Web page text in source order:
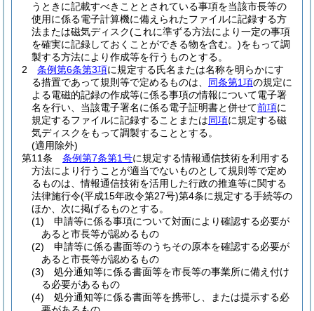
うときに記載すべきこととされている事項を当該市長等の
使用に係る電子計算機に備えられたファイルに記録する方
法または磁気ディスク(これに準ずる方法により一定の事項
を確実に記録しておくことができる物を含む。)をもって調
製する方法により作成等を行うものとする。
2
条例第6条第3項に規定する氏名または名称を明らかにす
る措置であって規則等で定めるものは、 同条第1項の規定に
よる電磁的記録の作成等に係る事項の情報について電子署
名を行い、当該電子署名に係る電子証明書と併せて前項に
規定するファイルに記録することまたは同項に規定する磁
気ディスクをもって調製することとする。
(適用除外)
第11条
条例第7条第1号に規定する情報通信技術を利用する
方法により行うことが適当でないものとして規則等で定め
るものは、情報通信技術を活用した行政の推進等に関する
法律施行令(平成15年政令第27号)第4条に規定する手続等の
ほか、次に掲げるものとする。
(1)
申請等に係る事項について対面により確認する必要が
あると市長等が認めるもの
(2)
申請等に係る書面等のうちその原本を確認する必要が
あると市長等が認めるもの
(3)
処分通知等に係る書面等を市長等の事業所に備え付け
る必要があるもの
(4)
処分通知等に係る書面等を携帯し、または提示する必